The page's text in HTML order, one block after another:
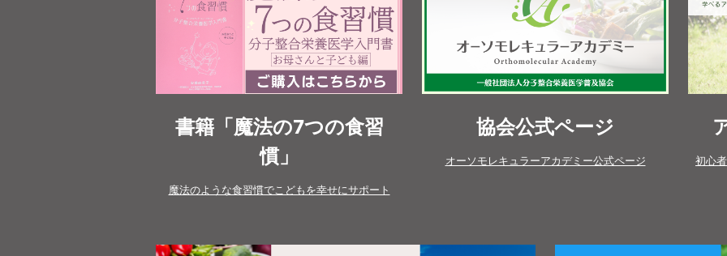
書籍「魔法の7つの食習
慣」
魔法のような食習慣でこどもを幸せにサポート
協会公式ページ
オーソモレキュラーアカデミー公式ページ 初心